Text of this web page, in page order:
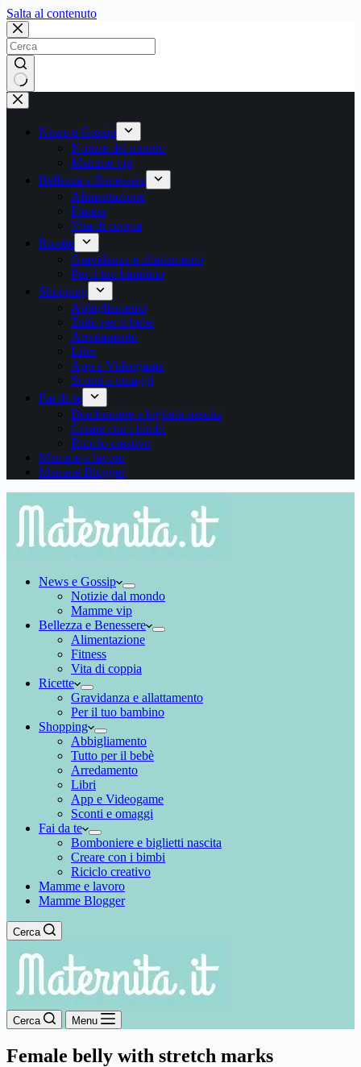
Salta al contenutoSalta
contenuto
Nessun
risultato
News e Gossip
Notizie dal mondo
Mamme vip
Bellezza e Benessere
Alimentazione
Fitness
Vita di coppia
Ricette
Gravidanza e allattamento
Per il tuo bambino
Shopping
Abbigliamento
Tutto per il bebè
Arredamento
Libri
App e Videogame
Sconti e omaggi
Fai da te
Bomboniere e biglietti nascita
Creare con i bimbi
Riciclo creativo
Mamme e lavoro
Mamme Blogger
News e Gossip
Notizie dal mondo
Mamme vip
Bellezza e Benessere
Alimentazione
Fitness
Vita di coppia
Ricette
Gravidanza e allattamento
Per il tuo bambino
Shopping
Abbigliamento
Tutto per il bebè
Arredamento
Libri
App e Videogame
Sconti e omaggi
Fai da te
Bomboniere e biglietti nascita
Creare con i bimbi
Riciclo creativo
Mamme e lavoro
Mamme Blogger
Cerca
Cerca Menu
Female belly with stretch marks